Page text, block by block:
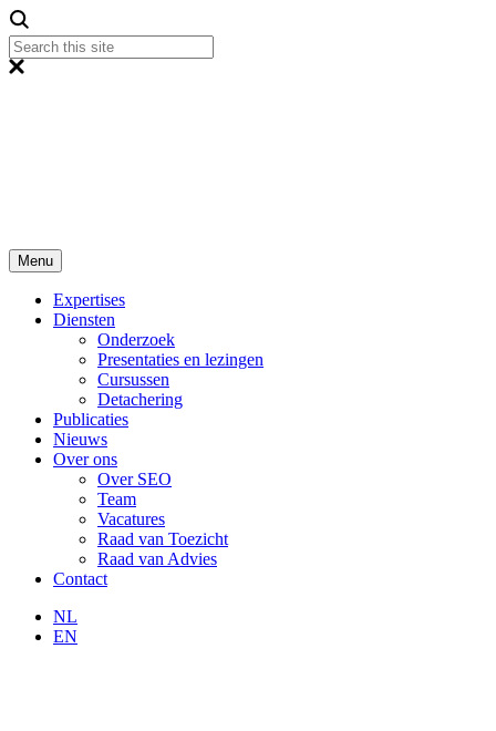
Menu
Expertises
Diensten
Onderzoek
Presentaties en lezingen
Cursussen
Detachering
Publicaties
Nieuws
Over ons
Over SEO
Team
Vacatures
Raad van Toezicht
Raad van Advies
Contact
NL
EN